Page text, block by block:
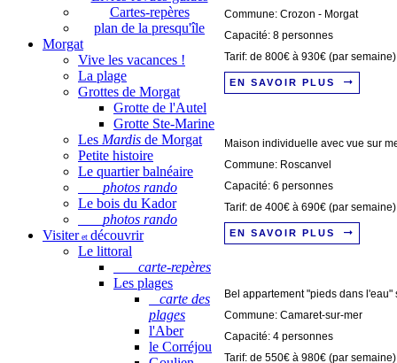
Cartes-repères
plan de la presqu'île
Morgat
Vive les vacances !
La plage
Grottes de Morgat
Grotte de l'Autel
Grotte Ste-Marine
Les Mardis de Morgat
Petite histoire
Le quartier balnéaire
photos rando
Le bois du Kador
photos rando
Visiteret découvrir
Le littoral
carte-repères
Les plages
carte des
plages
l'Aber
le Corréjou
Commune: Crozon - Morgat
Capacité: 8 personnes
Tarif: de 800€ à 930€ (par semaine)
EN SAVOIR PLUS
Maison individuelle avec vue sur
Commune: Roscanvel
Capacité: 6 personnes
Tarif: de 400€ à 690€ (par semaine)
EN SAVOIR PLUS
Bel appartement "pieds dans l'eau"
Commune: Camaret-sur-mer
Capacité: 4 personnes
Tarif: de 550€ à 980€ (par semaine)